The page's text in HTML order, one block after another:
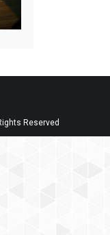
享
Reserved